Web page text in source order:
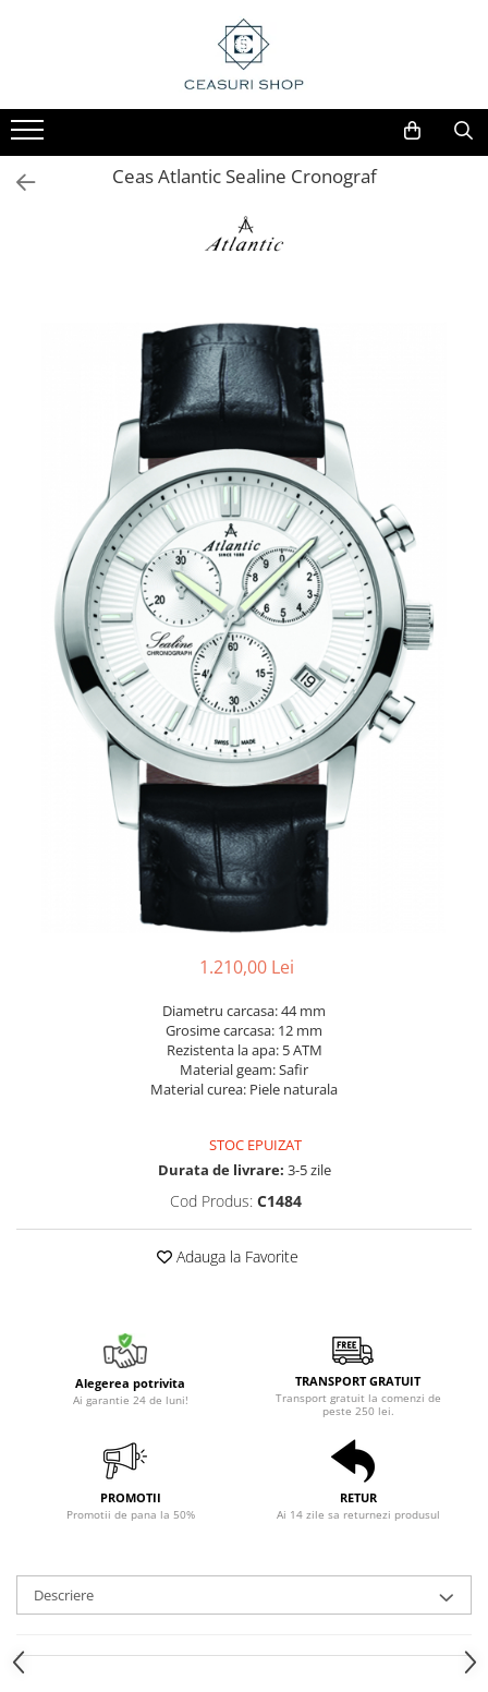
Ceas Atlantic Sealine Cronograf
1.210,00 Lei
Diametru carcasa: 44 mm
Grosime carcasa: 12 mm
Rezistenta la apa: 5 ATM
Material geam: Safir
Material curea: Piele naturala
STOC EPUIZAT
Durata de livrare: 3-5 zile
Cod Produs: C1484
Adauga la Favorite
Alegerea potrivita
Ai garantie 24 de luni!
TRANSPORT GRATUIT
Transport gratuit la comenzi de
peste 250 lei.
PROMOTII
Promotii de pana la 50%
RETUR
Ai 14 zile sa returnezi produsul
Descriere